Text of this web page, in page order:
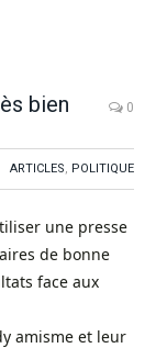
bien 0
ARTICLES, POLITIQUE
une presse
de bonne
face aux
amisme et leur